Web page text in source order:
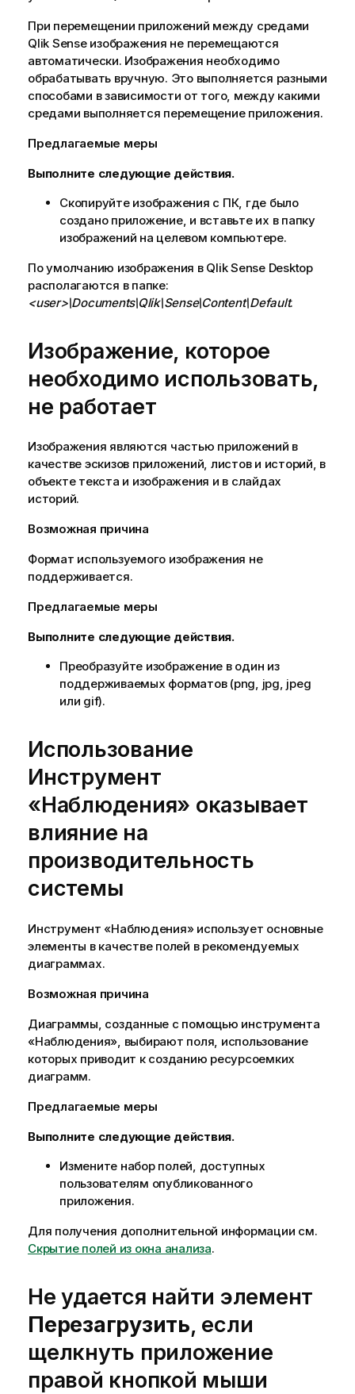
При перемещении приложений между средами
Qlik Senseизображения не перемещаются
автоматически. Изображения необходимо
обрабатывать вручную. Это выполняется разными
способами в зависимости от того, между какими
средами выполняется перемещение приложения.
Предлагаемые меры
Выполните следующие действия.
Скопируйте изображения с ПК, где было
создано приложение, и вставьте их в папку
изображений на целевом компьютере.
По умолчанию изображения в Qlik Sense Desktop
располагаются в папке:
<user>\Documents\Qlik\Sense\Content\Default.
Изображение, которое
необходимо использовать,
не работает
Изображения являются частью приложений в
качестве эскизов приложений, листов и историй, в
объекте текста и изображения и в слайдах
историй.
Возможная причина
Формат используемого изображения не
поддерживается.
Предлагаемые меры
Выполните следующие действия.
Преобразуйте изображение в один из
поддерживаемых форматов (png, jpg, jpeg
или gif).
Использование
Инструмент
«Наблюдения» оказывает
влияние на
производительность
системы
Инструмент «Наблюдения»использует основные
элементы в качестве полей в рекомендуемых
диаграммах.
Возможная причина
Диаграммы, созданные с помощью инструмента
«Наблюдения», выбирают поля, использование
которых приводит к созданию ресурсоемких
диаграмм.
Предлагаемые меры
Выполните следующие действия.
Измените набор полей, доступных
пользователям опубликованного
приложения.
Для получения дополнительной информации см.
Скрытие полей из окна анализа.
Не удается найти элемент
Перезагрузить, если
щелкнуть приложение
правой кнопкой мыши